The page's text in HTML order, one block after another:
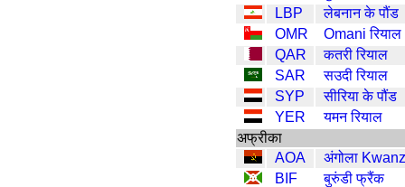
LBP
लेबनान के पौंड
OMR
Omani रियाल
QAR
कतरी रियाल
SAR
सउदी रियाल
SYP
सीरिया के पौंड
YER
यमन रियाल
अफ्रीका
AOA
अंगोला
BIF
बुरुंडी फ्रैंक